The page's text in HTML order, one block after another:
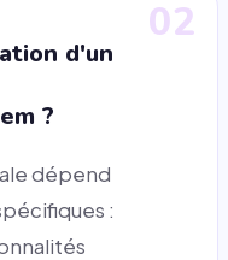
02
d'un
?
dépend
: